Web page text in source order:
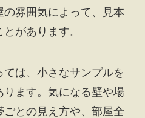
雰囲気によって、見本
があります。
ては、小さなサンプルを
ます。気になる壁や場
との見え方や、部屋全